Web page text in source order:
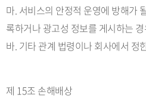
마. 서비스의 안정적 운영에 방해가
록하거나 광고성 정보를 게시하는
바. 기타 관계 법령이나 회사에서 정
제 15조 손해배상